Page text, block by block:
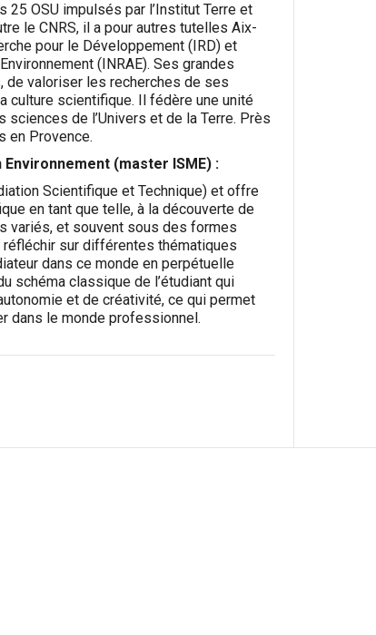
25 OSU impulsés par l’Institut Terre et
le CNRS, il a pour autres tutelles Aix-
pour le Développement (IRD) et
(INRAE). Ses grandes
de valoriser les recherches de ses
culture scientifique. Il fédère une unité
de l’Univers et de la Terre. Près
en Provence.
(master ISME) :
Scientifique et Technique) et offre
en tant que telle, à la découverte de
variés, et souvent sous des formes
sur différentes thématiques
dans ce monde en perpétuelle
schéma classique de l’étudiant qui
et de créativité, ce qui permet
dans le monde professionnel.